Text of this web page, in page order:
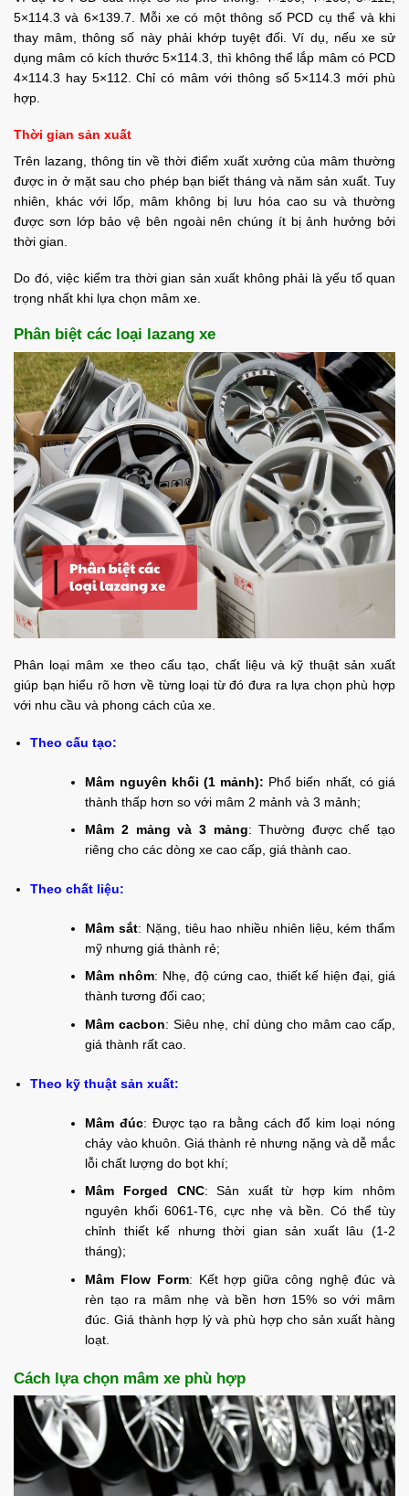
5×114.3 và 6×139.7. Mỗi xe có một thông số PCD cụ thể và khi
thay mâm, thông số này phải khớp tuyệt đối. Ví dụ, nếu xe sử
dụng mâm có kích thước 5×114.3, thì không thể lắp mâm có PCD
4×114.3 hay 5×112. Chỉ có mâm với thông số 5×114.3 mới phù
hợp.
Thời gian sản xuất
Trên lazang, thông tin về thời điểm xuất xưởng của mâm thường
được in ở mặt sau cho phép bạn biết tháng và năm sản xuất. Tuy
nhiên, khác với lốp, mâm không bị lưu hóa cao su và thường
được sơn lớp bảo vệ bên ngoài nên chúng ít bị ảnh hưởng bởi
thời gian.
Do đó, việc kiểm tra thời gian sản xuất không phải là yếu tố quan
trọng nhất khi lựa chọn mâm xe.
Phân biệt các loại lazang xe
Phân loại mâm xe theo cấu tạo, chất liệu và kỹ thuật sản xuất
giúp bạn hiểu rõ hơn về từng loại từ đó đưa ra lựa chọn phù hợp
với nhu cầu và phong cách của xe.
Theo cấu tạo:
Mâm nguyên khối (1 mảnh): Phổ biến nhất, có giá
thành thấp hơn so với mâm 2 mảnh và 3 mảnh;
Mâm 2 mảng và 3 mảng: Thường được chế tạo
riêng cho các dòng xe cao cấp, giá thành cao.
Theo chất liệu:
Mâm sắt: Nặng, tiêu hao nhiều nhiên liệu, kém thẩm
mỹ nhưng giá thành rẻ;
Mâm nhôm: Nhẹ, độ cứng cao, thiết kế hiện đại, giá
thành tương đối cao;
Mâm cacbon: Siêu nhẹ, chỉ dùng cho mâm cao cấp,
giá thành rất cao.
Theo kỹ thuật sản xuất:
Mâm đúc: Được tạo ra bằng cách đổ kim loại nóng
chảy vào khuôn. Giá thành rẻ nhưng nặng và dễ mắc
lỗi chất lượng do bọt khí;
Mâm Forged CNC: Sản xuất từ hợp kim nhôm
nguyên khối 6061-T6, cực nhẹ và bền. Có thể tùy
chỉnh thiết kế nhưng thời gian sản xuất lâu (1-2
tháng);
Mâm Flow Form: Kết hợp giữa công nghệ đúc và
rèn tạo ra mâm nhẹ và bền hơn 15% so với mâm
đúc. Giá thành hợp lý và phù hợp cho sản xuất hàng
loạt.
Cách lựa chọn mâm xe phù hợp